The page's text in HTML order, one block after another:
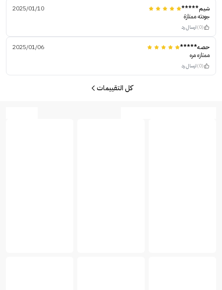
شيم*****
2025/01/10
جودته ممتازة
(0) ارسال رد
حصه*****
2025/01/06
ممتازه مره
(0) ارسال رد
كل التقييمات